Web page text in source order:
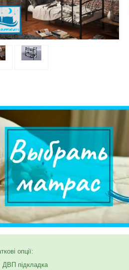
опції:
ДВП підкладка